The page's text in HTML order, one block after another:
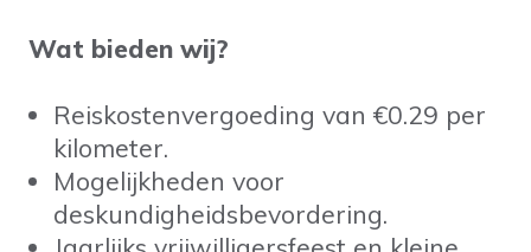
Wat bieden wij?
Reiskostenvergoeding van €0.29 per
kilometer.
Mogelijkheden voor
deskundigheidsbevordering.